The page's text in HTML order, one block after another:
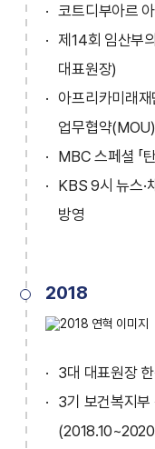
코트디부아르
제14회 임산부
대표원장)
아프리카미래
업무협약
MBC 스페셜 「
KBS 9시 뉴스·
방영
2018
3대 대표원장
3기 보건복지부